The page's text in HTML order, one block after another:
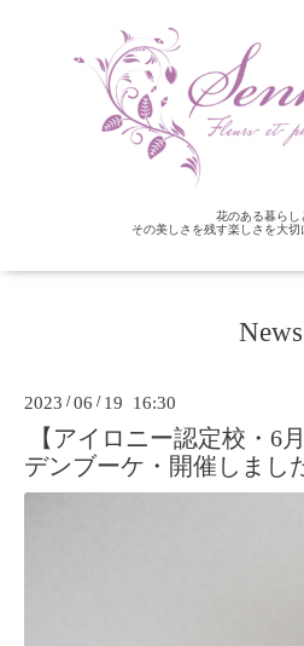
花のある暮らし
その美しさを残す楽しさを大
News
2023 /06 / 19 16:30
【アイロニー認定校・6
デンブーケ・開催しまし